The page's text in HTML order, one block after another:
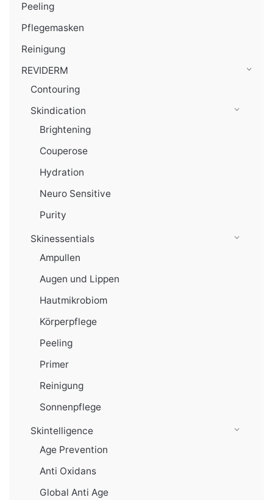
Peeling
Pflegemasken
Reinigung
REVIDERM
Contouring
Skindication
Brightening
Couperose
Hydration
Neuro Sensitive
Purity
Skinessentials
Ampullen
Augen und Lippen
Hautmikrobiom
Körperpflege
Peeling
Primer
Reinigung
Sonnenpflege
Skintelligence
Age Prevention
Anti Oxidans
Global Anti Age